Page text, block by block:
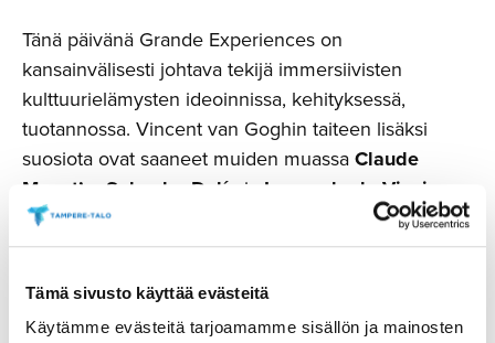
Tämä sivusto käyttää evästeitä
Käytämme evästeitä tarjoamamme sisällön ja mainosten
Tänä päivänä Grande Experiences on
kansainvälisesti johtava tekijä immersiivisten
kulttuurielämysten ideoinnissa, kehityksessä,
tuotannossa. Vincent van Goghin taiteen lisäksi
suosiota ovat saaneet muiden muassaClaude
Monet’n, Salvador Dalín ja Leonardo da Vincin
taide-elämyksiin pohjautuvat kiertävät näyttelyt,
jotka ovat keränneet yhteensä yli 25 miljoonaa
kaupungissa.